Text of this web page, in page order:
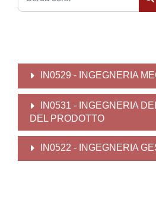
IN0529 - INGEGNERIA
IN0531 - INGEGNERIA
DEL PRODOTTO
IN0522 - INGEGNERIA